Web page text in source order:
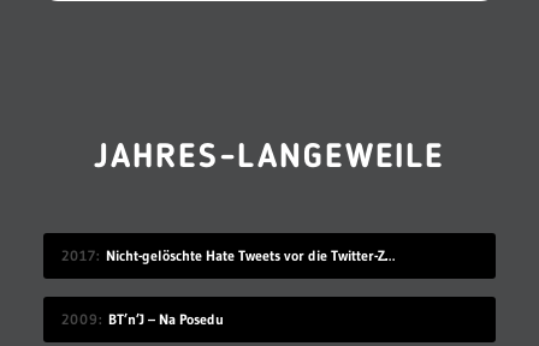
JAHRES-LANGEWEILE
2017 Nicht-gelöschte Hate Tweets vor die Twitter-Zentrale gesprüht
2009 BT’n’J – Na Posedu